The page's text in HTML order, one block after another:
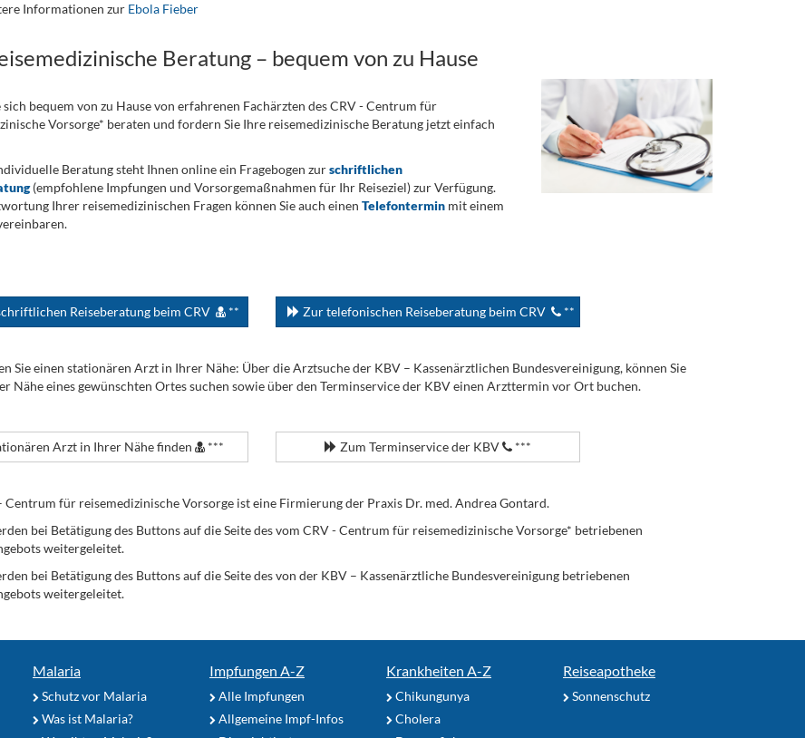
Informationen zur Ebola Fieber
Beratung – bequem von zu Hause
sich bequem von zu Hause von erfahrenen Fachärzten des CRV - Centrum für
Vorsorge* beraten und fordern Sie Ihre reisemedizinische Beratung jetzt einfach
Beratung steht Ihnen online ein Fragebogen zurschriftlichen
(empfohlene Impfungen und Vorsorgemaßnahmen für Ihr Reiseziel) zur Verfügung.
Ihrer reisemedizinischen Fragen können Sie auch einen Telefonterminmit einem
Reiseberatung beim CRV ** Zur telefonischen Reiseberatung beim CRV **
Sie einen stationären Arzt in Ihrer Nähe: Über die Arztsuche der KBV – Kassenärztlichen Bundesvereinigung, können Sie
Nähe eines gewünschten Ortes suchen sowie über den Terminservice der KBV einen Arzttermin vor Ort buchen.
Arzt in Ihrer Nähe finden *** Zum Terminservice der KBV ***
für reisemedizinische Vorsorge ist eine Firmierung der Praxis Dr. med. Andrea Gontard.
bei Betätigung des Buttons auf die Seite des vom CRV - Centrum für reisemedizinische Vorsorge* betriebenen
weitergeleitet.
bei Betätigung des Buttons auf die Seite des von der KBV – Kassenärztliche Bundesvereinigung betriebenen
weitergeleitet.
Malaria
Schutz vor Malaria
Was ist Malaria?
Impfungen A-Z
Alle Impfungen
Allgemeine Impf-Infos
Krankheiten A-Z
Chikungunya
Cholera
Reiseapotheke
Sonnenschutz